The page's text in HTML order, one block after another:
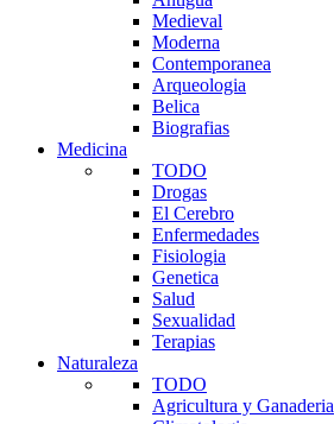
Medieval
Moderna
Contemporanea
Arqueologia
Belica
Biografias
Medicina
TODO
Drogas
El Cerebro
Enfermedades
Fisiologia
Genetica
Salud
Sexualidad
Terapias
Naturaleza
TODO
Agricultura y Ganaderia